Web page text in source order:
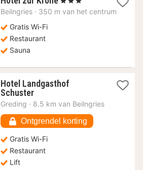
nacht
Beilngries · 350 m van het centrum
Gratis Wi-Fi
Restaurant
Sauna
Hotel Landgasthof
Schuster1
nacht
81,81
€
Greding · 8.5 km van Beilngries
Ontgrendel korting
Gratis Wi-Fi
Restaurant
Lift